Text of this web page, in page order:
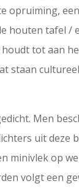
opruiming,
houten tafel /
tot aan
staan
Men
uit deze
minivlek op
volgt een